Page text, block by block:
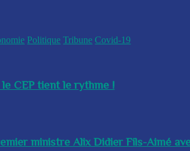
Politique Tribune Covid-19
CEP tient le rythme !
ministre Alix Didier Fils-Aimé